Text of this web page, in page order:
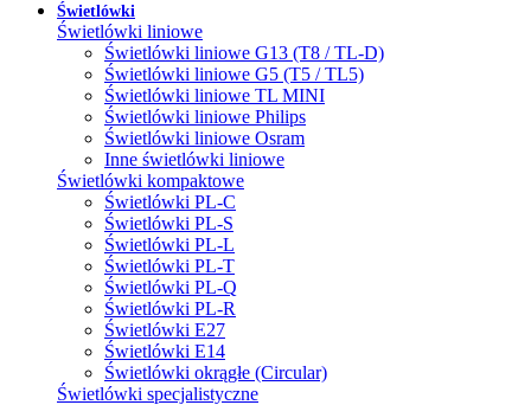
Świetlówki
Świetlówki liniowe
Świetlówki liniowe G13 (T8 / TL-D)
Świetlówki liniowe G5 (T5 / TL5)
Świetlówki liniowe TL MINI
Świetlówki liniowe Philips
Świetlówki liniowe Osram
Inne świetlówki liniowe
Świetlówki kompaktowe
Świetlówki PL-C
Świetlówki PL-S
Świetlówki PL-L
Świetlówki PL-T
Świetlówki PL-Q
Świetlówki PL-R
Świetlówki E27
Świetlówki E14
Świetlówki okrągłe (Circular)
Świetlówki specjalistyczne